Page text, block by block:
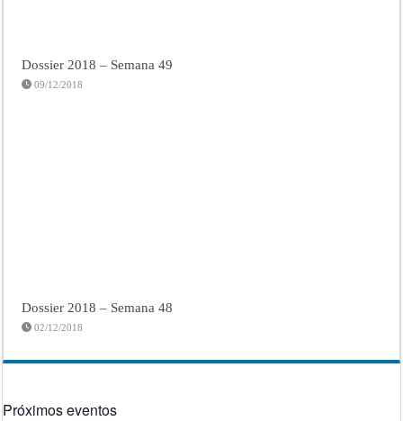
Dossier 2018 – Semana 49
09/12/2018
Dossier 2018 – Semana 48
02/12/2018
Próximos eventos